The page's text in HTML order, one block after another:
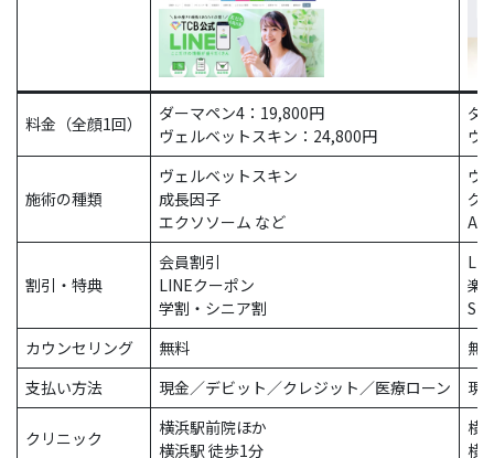
料金（全顔1回）
ダーマペン4：19,800円
ヴェルベットスキン：24,800円
ダ
ヴ
施術の種類
ヴェルベットスキン
成長因子
エクソソーム など
ヴ
グ
割引・特典
会員割引
LINEクーポン
学割・シニア割
楽
カウンセリング
無料
無
支払い方法
現金／デビット／クレジット／医療ローン 現
クリニック
横浜駅前院ほか
横浜駅 徒歩1分
横
横